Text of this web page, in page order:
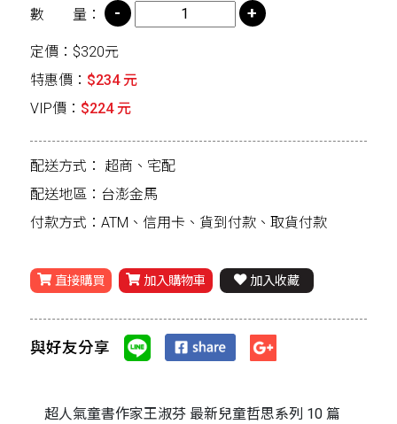
數 量：
定價：$320元
特惠價： $234 元
VIP價： $224 元
配送方式： 超商、宅配
配送地區：台澎金馬
付款方式：ATM、信用卡、貨到付款、取貨付款
直接購買 加入購物車 加入收藏
與好友分享
超人氣童書作家王淑芬 最新兒童哲思系列 10 篇